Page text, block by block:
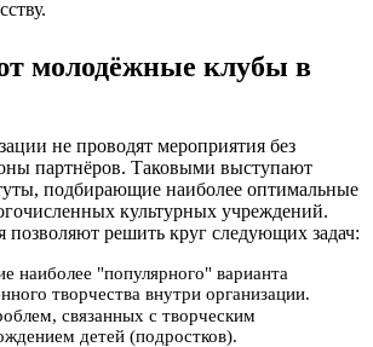
молодёжные клубы в
не проводят мероприятия без
партнёров. Таковыми выступают
подбирающие наиболее оптимальные
культурных учреждений.
позволяют решить круг следующих задач:
наиболее "популярного" варианта
творчества внутри организации.
связанных с творческим
детей (подростков).